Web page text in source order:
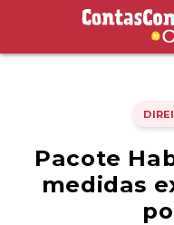
Contas Connosco by
Pacote
medidas